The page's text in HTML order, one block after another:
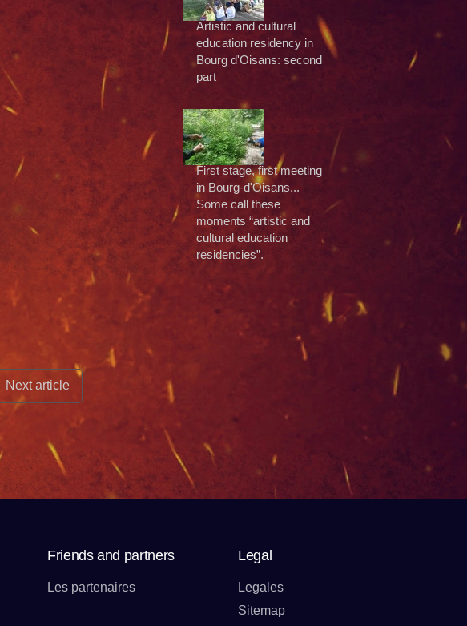
Next article
Artistic and cultural
education residency in
Bourg d'Oisans: second
part
First stage, first meeting
in Bourg-d'Oisans...
Some call these
moments “artistic and
cultural education
residencies”.
Friends and partners
Les partenaires
Legal
Legales
Sitemap